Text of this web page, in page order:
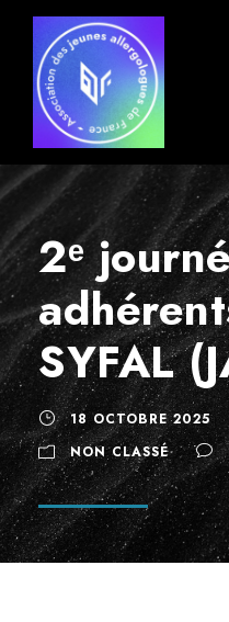
2ᵉ
SYFAL
18 OCTOBRE 2025
NON CLASSÉ